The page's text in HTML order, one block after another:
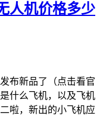
人机价格多少
布新品了（点击看官
什么飞机，以及飞机
啦，新出的小飞机应